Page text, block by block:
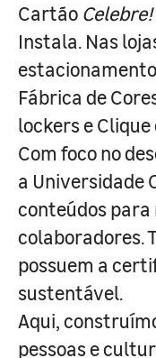
Cartão Celebre!
Instala. Nas
Fábrica de
lockers e Clique
Com foco no
a Universidade
conteúdos para
colaboradores.
possuem a
sustentável.
Aqui,
pessoas e